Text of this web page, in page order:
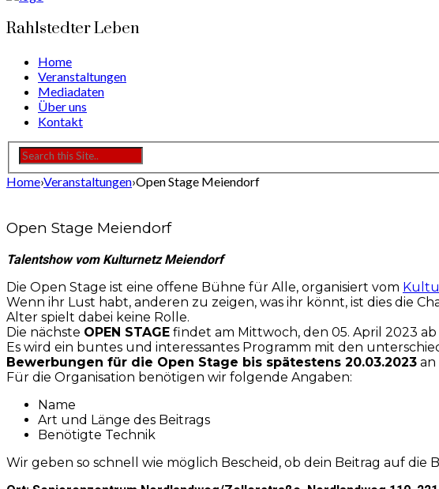
Rahlstedter Leben
Home
Veranstaltungen
Mediadaten
Über uns
Kontakt
Home›Veranstaltungen›Open Stage Meiendorf
Open Stage Meiendorf
Talentshow vom Kulturnetz Meiendorf
Die Open Stage ist eine offene Bühne für Alle, organisiert vom
Wenn ihr Lust habt, anderen zu zeigen, was ihr könnt, ist dies die
Alter spielt dabei keine Rolle.
Die nächste OPEN STAGE findet am Mittwoch, den 05. April 2023
Es wird ein buntes und interessantes Programm mit den
Bewerbungen für die Open Stage bis spätestens 20.03.2023 an
Für die Organisation benötigen wir folgende Angaben:
Name
Art und Länge des Beitrags
Benötigte Technik
Wir geben so schnell wie möglich Bescheid, ob dein Beitrag auf die